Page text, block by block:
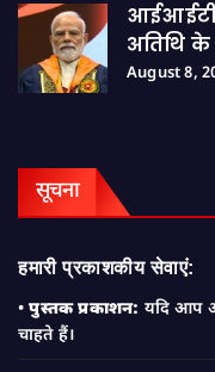
आईआईटी
अतिथि
August 8,
सूचना
हमारी प्रकाशकीय सेवाएं:
•पुस्तक प्रकाशन: यदि आप
चाहते हैं।